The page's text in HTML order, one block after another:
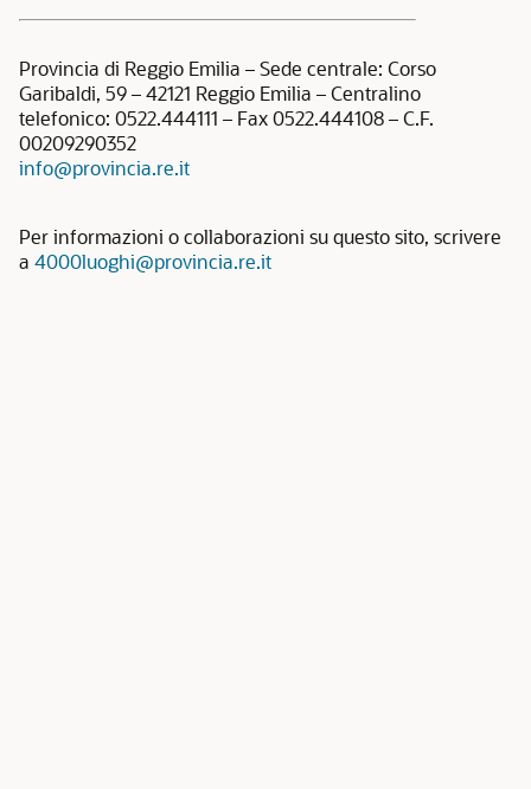
Provincia di Reggio Emilia – Sede centrale: Corso
Garibaldi, 59 – 42121 Reggio Emilia – Centralino
telefonico: 0522.444111 – Fax 0522.444108 – C.F.
00209290352
info@provincia.re.it
Per informazioni o collaborazioni su questo sito, scrivere
a 4000luoghi@provincia.re.it